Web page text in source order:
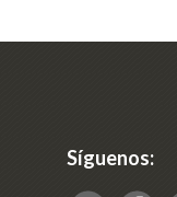
Síguenos: